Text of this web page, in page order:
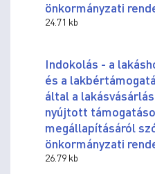
önkormányzati
24.71 kb
Indokolás - a
és a
által a
nyújtott
megállapításáról
önkormányzati
26.79 kb